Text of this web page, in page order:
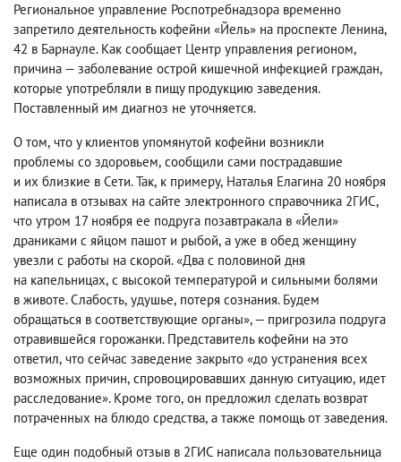
Региональное управление Роспотребнадзора временно
запретило деятельность кофейни «Йель» на проспекте Ленина,
42 в Барнауле. Как сообщает Центр управления регионом,
причина — заболевание острой кишечной инфекцией граждан,
которые употребляли в пищу продукцию заведения.
Поставленный им диагноз не уточняется.
О том, что у клиентов упомянутой кофейни возникли
проблемы со здоровьем, сообщили сами пострадавшие
и их близкие в Сети. Так, к примеру, Наталья Елагина 20 ноября
написала в отзывах на сайте электронного справочника 2ГИС,
что утром 17 ноября ее подруга позавтракала в «Йели»
драниками с яйцом пашот и рыбой, а уже в обед женщину
увезли с работы на скорой. «Два с половиной дня
на капельницах, с высокой температурой и сильными болями
в животе. Слабость, удушье, потеря сознания. Будем
обращаться в соответствующие органы», — пригрозила подруга
отравившейся горожанки. Представитель кофейни на это
ответил, что сейчас заведение закрыто «до устранения всех
возможных причин, спровоцировавших данную ситуацию, идет
расследование». Кроме того, он предложил сделать возврат
потраченных на блюдо средства, а также помощь от заведения.
Еще один подобный отзыв в 2ГИС написала пользовательница